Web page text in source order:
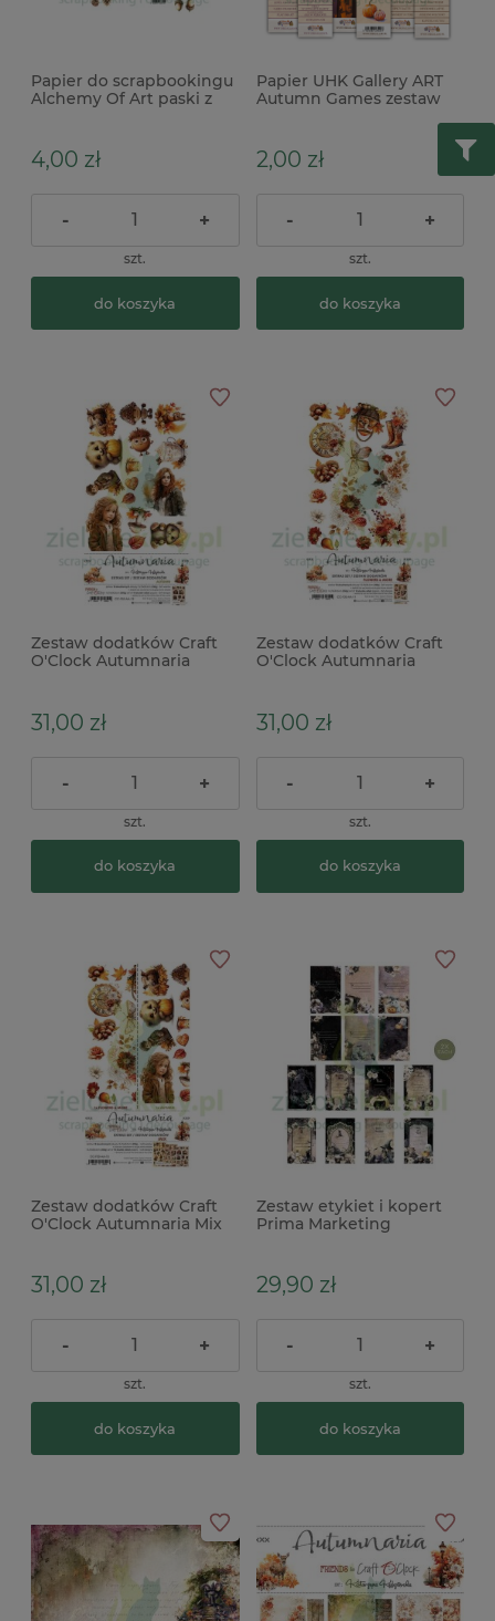
Papier do scrapbookingu
Alchemy Of Art paski z
4,00 zł
- +
szt.
do koszyka
Papier UHK Gallery ART
Autumn Games zestaw
2,00 zł
- +
szt.
do koszyka
Zestaw dodatków Craft
O'Clock Autumnaria
31,00 zł
- +
szt.
do koszyka
Zestaw dodatków Craft
O'Clock Autumnaria
31,00 zł
- +
szt.
do koszyka
Zestaw dodatków Craft
O'Clock Autumnaria Mix
31,00 zł
- +
szt.
do koszyka
Zestaw etykiet i kopert
Prima Marketing
29,90 zł
- +
szt.
do koszyka